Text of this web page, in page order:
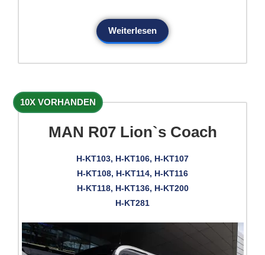
Weiterlesen
10X VORHANDEN
MAN R07 Lion`s Coach
H-KT103, H-KT106, H-KT107
H-KT108, H-KT114, H-KT116
H-KT118, H-KT136, H-KT200
H-KT281